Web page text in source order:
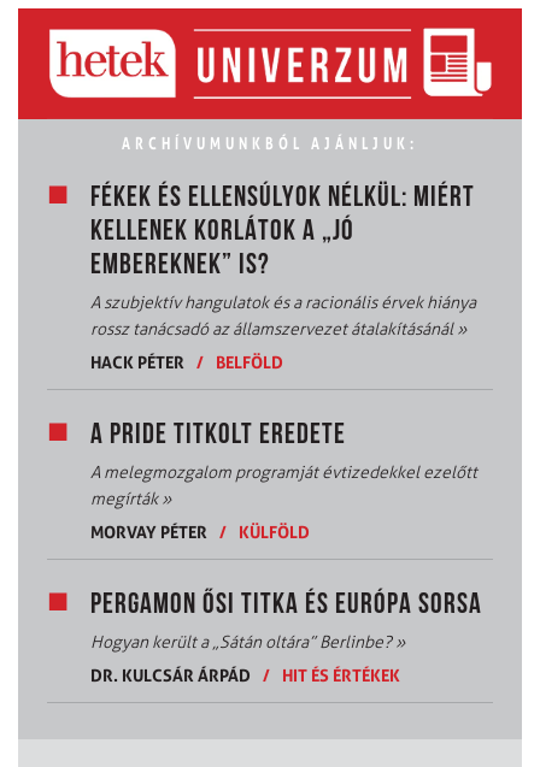
ARCHÍVUMUNKBÓL AJÁNLJUK:
FÉKEK ÉS ELLENSÚLYOK NÉLKÜL: MIÉRT
KELLENEK KORLÁTOK A „JÓ
EMBEREKNEK” IS?
A szubjektív hangulatok és a racionális érvek hiánya
rossz tanácsadó az államszervezet átalakításánál»
HACK PÉTER
/ BELFÖLD
A PRIDE TITKOLT EREDETE
A melegmozgalom programját évtizedekkel ezelőtt
megírták»
MORVAY PÉTER
/ KÜLFÖLD
PERGAMON ŐSI TITKA ÉS EURÓPA SORSA
Hogyan került a „Sátán oltára” Berlinbe?»
DR. KULCSÁR ÁRPÁD
/ HIT ÉS ÉRTÉKEK